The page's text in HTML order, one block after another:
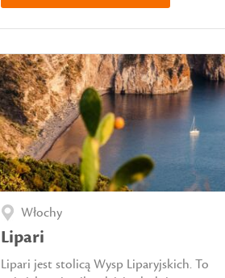
Włochy
Lipari
Lipari jest stolicą Wysp Liparyjskich. To